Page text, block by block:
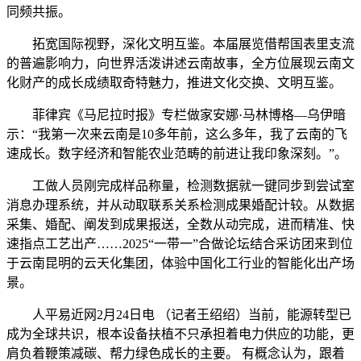
同频共振。
拓宽国际视野，深化文明互鉴。本届展览借帮国表里支流
的普遍影响力，向世界活泼讲述云南故事，全方位展现云南文
化财产的成长成绩取奇特魅力，推进文化交换、文明互鉴。
菲律宾《马尼拉时报》专栏做家安娜·马林博格—乌伊暗
示：“我第一次来云南是10多年前，这么多年，我了云南的飞
速成长。数字经济和智能农业范畴的前进让我印象深刻。”。
工做人员刚完成样品称量，检测数据就一键同步到尝试室
消息办理系统，并从动取联系关系检测成果婚配计较。从数据
采集、婚配、阐发到成果报送，全数从动完成，进而精准、快
速指点工艺出产……2025“一带一”合做论坛结合采访团来到位
于云南昆明的云天化集团，体验中国化工行业的智能化出产场
景。
人平易近网2月24日电 （记者王绍绍）当前，能源转型已
成为全球共识，根本设备扶植不只承担着电力供应的功能，更
肩负着鞭策减碳、帮力绿色成长的主要。 有概念认为，跟着